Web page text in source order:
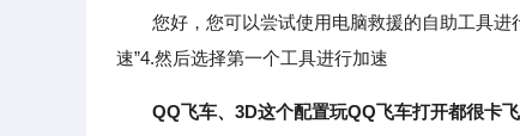
您好，您可以尝试使用电脑救援的自助工具进
速”4.然后选择第一个工具进行加速
QQ飞车、3D这个配置玩QQ飞车打开都很卡